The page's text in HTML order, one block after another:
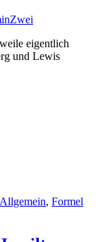
eigentlich
und Lewis
Allgemein, Formel